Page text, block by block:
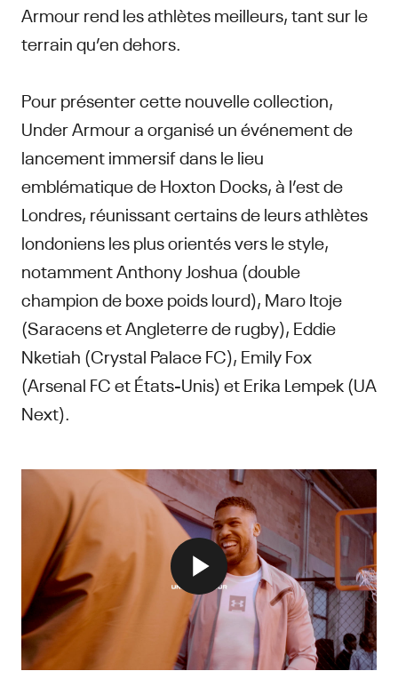
Armour rend les athlètes meilleurs, tant sur le
terrain qu’en dehors.
Pour présenter cette nouvelle collection,
Under Armour a organisé un événement de
lancement immersif dans le lieu
emblématique de Hoxton Docks, à l’est de
Londres, réunissant certains de leurs athlètes
londoniens les plus orientés vers le style,
notamment Anthony Joshua (double
champion de boxe poids lourd), Maro Itoje
(Saracens et Angleterre de rugby), Eddie
Nketiah (Crystal Palace FC), Emily Fox
(Arsenal FC et États-Unis) et Erika Lempek (UA
Next).